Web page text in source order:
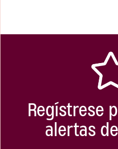
Regístrese
alertas